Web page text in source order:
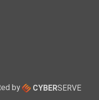
by CYBERSERVE